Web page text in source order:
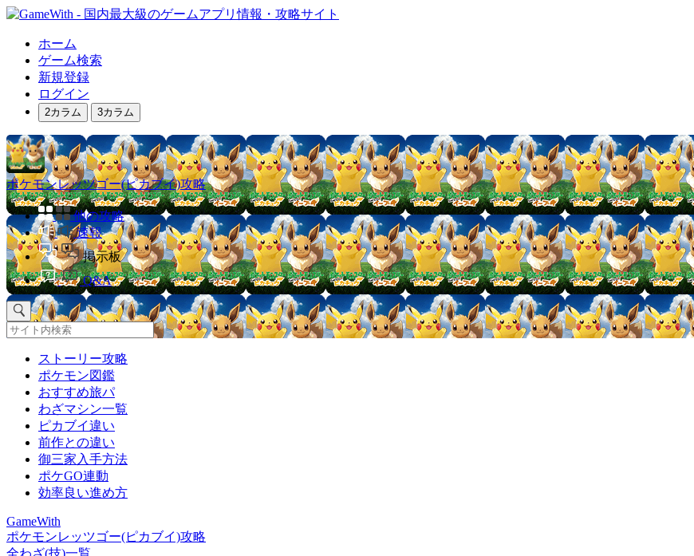
ホーム
ゲーム検索
新規登録
ログイン
2カラム 3カラム
ポケモンレッツゴー(ピカブイ)攻略
他の攻略
速報
掲示板
Q&A
ストーリー攻略
ポケモン図鑑
おすすめ旅パ
わざマシン一覧
ピカブイ違い
前作との違い
御三家入手方法
ポケGO連動
効率良い進め方
GameWith
ポケモンレッツゴー(ピカブイ)攻略
全わざ(技)一覧